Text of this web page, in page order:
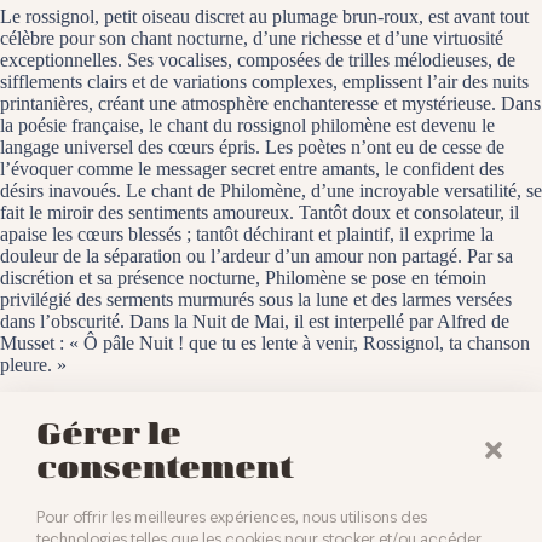
Gérer le
consentement
Pour offrir les meilleures expériences, nous utilisons des
Le rossignol, petit oiseau discret au plumage brun-roux, est avant tout
célèbre pour son chant nocturne, d’une richesse et d’une virtuosité
exceptionnelles. Ses vocalises, composées de trilles mélodieuses, de
sifflements clairs et de variations complexes, emplissent l’air des nuits
printanières, créant une atmosphère enchanteresse et mystérieuse. Dans
la poésie française, le chant du rossignol philomène est devenu le
langage universel des cœurs épris. Les poètes n’ont eu de cesse de
l’évoquer comme le messager secret entre amants, le confident des
désirs inavoués. Le chant de Philomène, d’une incroyable versatilité, se
fait le miroir des sentiments amoureux. Tantôt doux et consolateur, il
apaise les cœurs blessés ; tantôt déchirant et plaintif, il exprime la
douleur de la séparation ou l’ardeur d’un amour non partagé. Par sa
discrétion et sa présence nocturne, Philomène se pose en témoin
privilégié des serments murmurés sous la lune et des larmes versées
dans l’obscurité. Dans la Nuit de Mai, il est interpellé par Alfred de
Musset : « Ô pâle Nuit ! que tu es lente à venir, Rossignol, ta chanson
pleure. »